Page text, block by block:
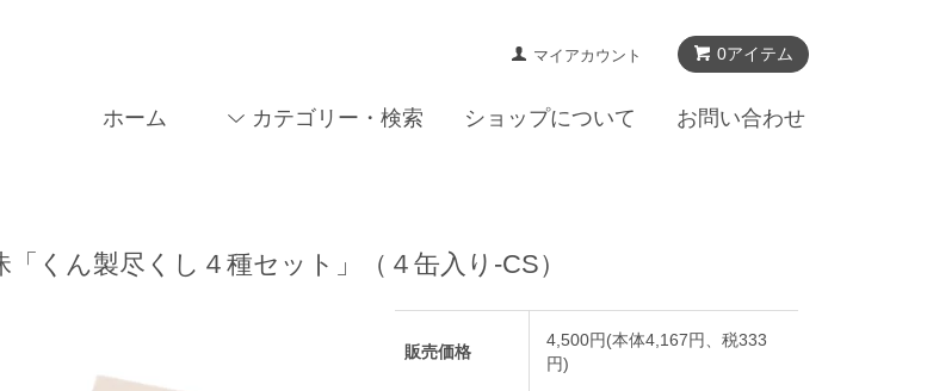
0アイテム
マイアカウント
ホーム カテゴリー・検索 ショップについて お問い合わせ
くん製尽くし４種セット」（４缶入り-CS）
販売価格
4,500円(本体4,167円、税333
円)